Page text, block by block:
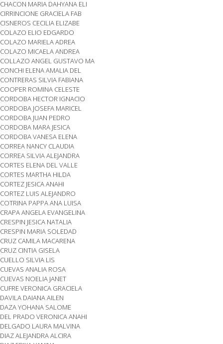
CHACON MARIA DAHYANA ELI
CIRRINCIONE GRACIELA FAB
CISNEROS CECILIA ELIZABE
COLAZO ELIO EDGARDO
COLAZO MARIELA ADREA
COLAZO MICAELA ANDREA
COLLAZO ANGEL GUSTAVO MA
CONCHI ELENA AMALIA DEL
CONTRERAS SILVIA FABIANA
COOPER ROMINA CELESTE
CORDOBA HECTOR IGNACIO
CORDOBA JOSEFA MARICEL
CORDOBA JUAN PEDRO
CORDOBA MARA JESICA
CORDOBA VANESA ELENA
CORREA NANCY CLAUDIA
CORREA SILVIA ALEJANDRA
CORTES ELENA DEL VALLE
CORTES MARTHA HILDA
CORTEZ JESICA ANAHI
CORTEZ LUIS ALEJANDRO
COTRINA PAPPA ANA LUISA
CRAPA ANGELA EVANGELINA
CRESPIN JESICA NATALIA
CRESPIN MARIA SOLEDAD
CRUZ CAMILA MACARENA
CRUZ CINTIA GISELA
CUELLO SILVIA LIS
CUEVAS ANALIA ROSA
CUEVAS NOELIA JANET
CUFRE VERONICA GRACIELA
DAVILA DAIANA AILEN
DAZA YOHANA SALOME
DEL PRADO VERONICA ANAHI
DELGADO LAURA MALVINA
DIAZ ALEJANDRA ALCIRA